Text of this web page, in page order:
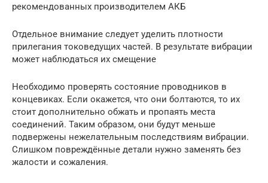
рекомендованных производителем АКБ
Отдельное внимание следует уделить плотности
прилегания токоведущих частей. В результате вибрации
может наблюдаться их смещение
Необходимо проверять состояние проводников в
концевиках. Если окажется, что они болтаются, то их
стоит дополнительно обжать и пропаять места
соединений. Таким образом, они будут меньше
подвержены нежелательным последствиям вибрации.
Слишком повреждённые детали нужно заменять без
жалости и сожаления.